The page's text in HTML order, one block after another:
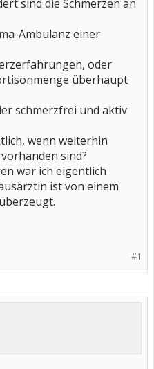
sind die Schmerzen an
Ambulanz einer
oder
überhaupt
schmerzfrei und aktiv
wenn weiterhin
sind?
war ich eigentlich
ist von einem
#1